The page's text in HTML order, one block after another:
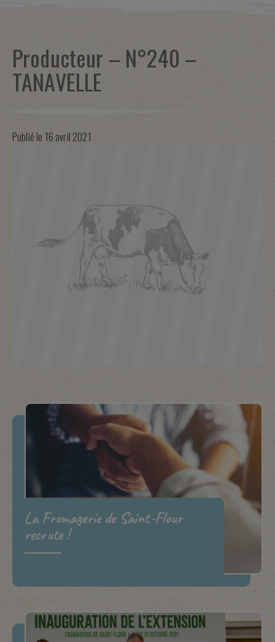
Producteur – N°240 –
TANAVELLE
Publié le 16 avril 2021
La Fromagerie de Saint-Flour
recrute !